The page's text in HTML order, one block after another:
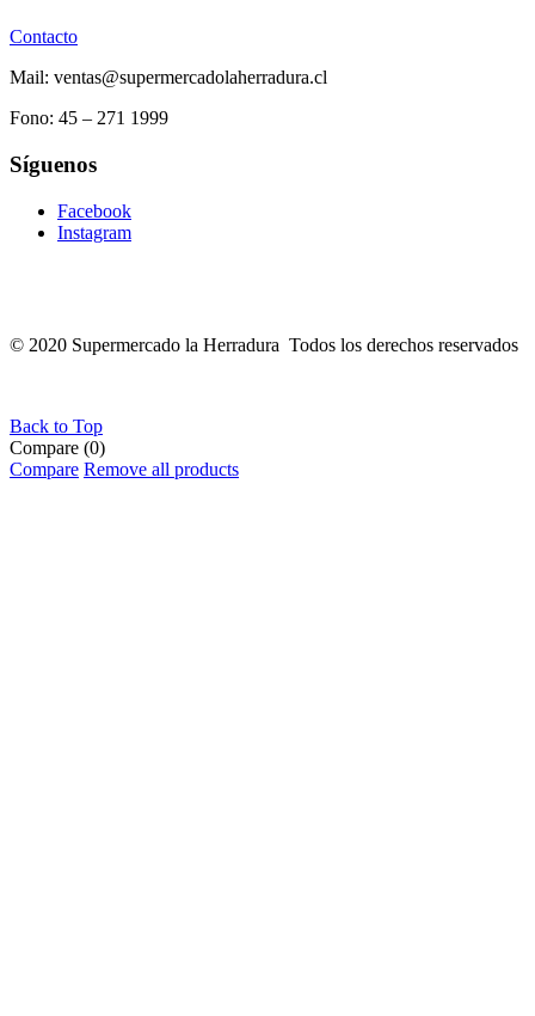
Contacto
Mail: ventas@supermercadolaherradura.cl
Fono: 45 – 271 1999
Síguenos
Facebook
Instagram
© 2020 Supermercado la Herradura Todos los derechos reservados
Back to Top
Compare (0)
Compare Remove all products